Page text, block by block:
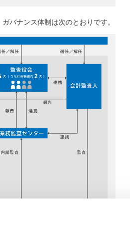
バナンス体制は次のとおりです。